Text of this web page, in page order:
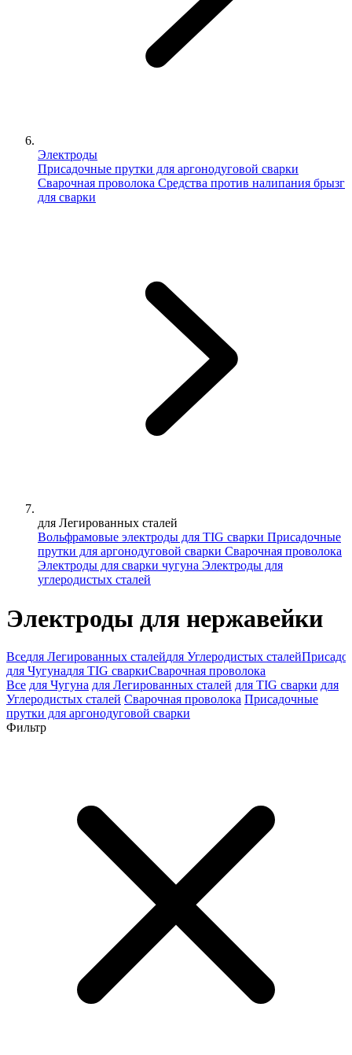
Электроды
Присадочные прутки для аргонодуговой сварки
Сварочная проволока Средства против налипания брызг
для сварки
для Легированных сталей
Вольфрамовые электроды для TIG сварки Присадочные
прутки для аргонодуговой сварки Сварочная проволока
Электроды для сварки чугуна Электроды для
углеродистых сталей
Электроды для нержавейки
Вседля Легированных сталейдля Углеродистых сталей
для Чугунадля TIG сваркиСварочная проволока
Все для Чугуна для Легированных сталей для TIG сварки для
Углеродистых сталей Сварочная проволока Присадочные
прутки для аргонодуговой сварки
Фильтр